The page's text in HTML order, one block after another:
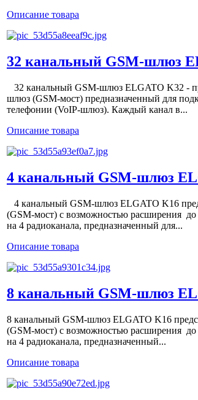
Описание товара
32 канальный GSM-шлюз
32 канальный GSM-шлюз ELGATO K32 -
шлюз (GSM-мост) предназначенный для
телефонии (VoIP-шлюз). Каждый канал в...
Описание товара
4 канальный GSM-шлюз
4 канальный GSM-шлюз ELGATO K16
(GSM-мост) с возможностью расширения
на 4 радиоканала, предназначенный для...
Описание товара
8 канальный GSM-шлюз
8 канальный GSM-шлюз ELGATO K16
(GSM-мост) с возможностью расширения
на 4 радиоканала, предназначенный...
Описание товара